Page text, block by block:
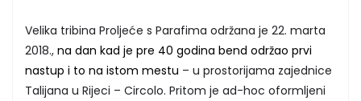
Velika tribina Proljeće s Parafima održana je 22. marta
2018., na dan kad je pre 40 godina bend održao prvi
nastup i to na istom mestu – u prostorijama zajednice
Talijana u Rijeci – Circolo. Pritom je ad-hoc oformljeni